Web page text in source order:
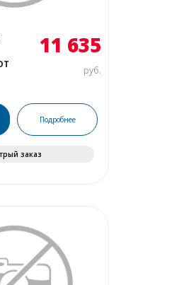
11 635
руб.
Подробнее
заказ